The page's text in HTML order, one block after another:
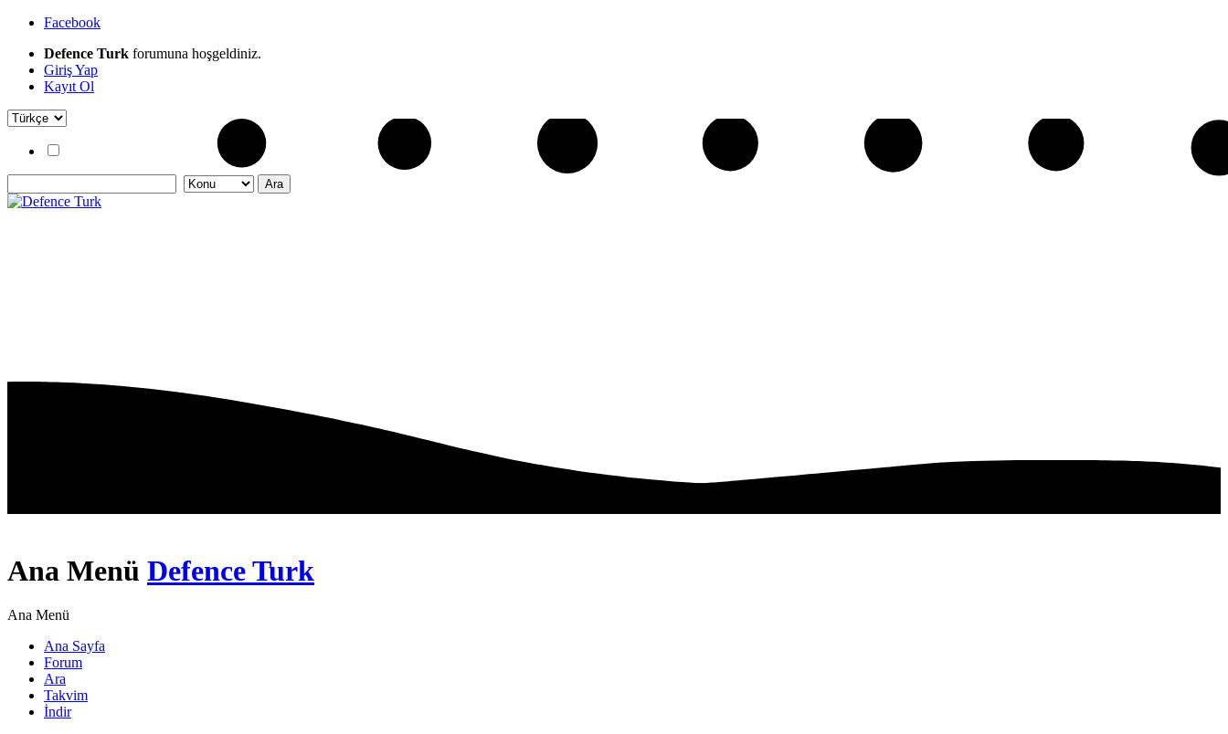
Facebook
Defence Turk forumuna hoşgeldiniz.
Giriş Yap
Kayıt Ol
Ana Menü Defence Turk
Ana Menü
Ana Sayfa
Forum
Ara
Takvim
İndir